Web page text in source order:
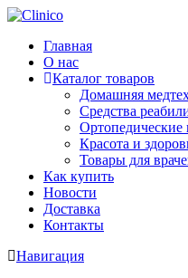
Главная
О нас
Каталог товаров
Домашняя
Средства
Ортопедические
Красота и
Товары для
Как купить
Новости
Доставка
Контакты
Навигация